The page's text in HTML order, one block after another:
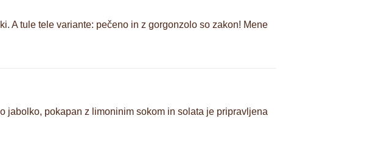
A tule tele variante: pečeno in z gorgonzolo so zakon! Mene
jabolko, pokapan z limoninim sokom in solata je pripravljena